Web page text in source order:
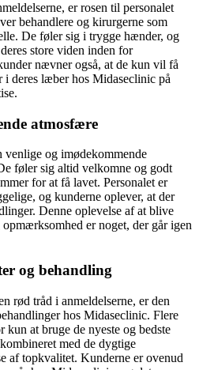
er rosen til personalet
behandlere og kirurgerne som
De føler sig i trygge hænder, og
store viden inden for
nævner også, at de kun vil få
i deres læber hos Midaseclinic på
atmosfære
og imødekommende
føler sig altid velkomne og godt
for at få lavet. Personalet er
og kunderne oplever, at der
Denne oplevelse af at blive
er noget, der går igen
og behandling
rød tråd i anmeldelserne, er den
hos Midaseclinic. Flere
at bruge de nyeste og bedste
med de dygtige
af topkvalitet. Kunderne er ovenud